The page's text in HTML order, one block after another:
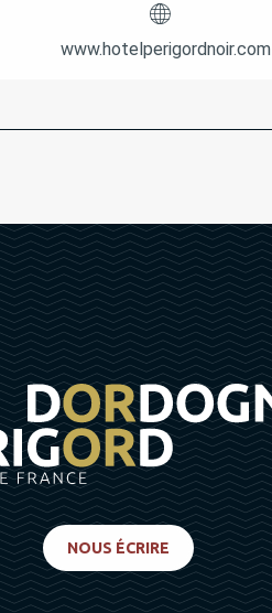
www.hotelperigordnoir.com
NOUS ÉCRIRE